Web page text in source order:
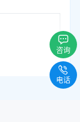
咨询
电话